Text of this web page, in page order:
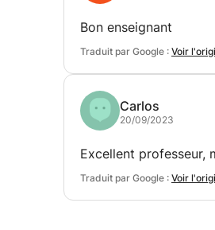
Bon enseignant
Traduit par Google : Voir
Carlos
20/09/2023
Excellent professeur,
Traduit par Google : Voir